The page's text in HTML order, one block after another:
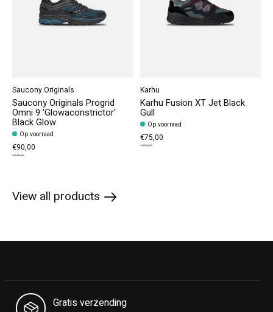
Saucony Originals
Saucony Originals Progrid
Omni 9 'Glowaconstrictor'
Black Glow
Op voorraad
€90,00
€180,00
Karhu
Karhu Fusion XT Jet Black
Gull
Op voorraad
€75,00
€150,00
View all products
Gratis verzending